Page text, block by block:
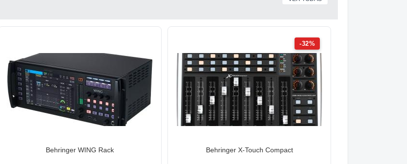
Behringer WING Rack
-32%
Behringer X-Touch Compact